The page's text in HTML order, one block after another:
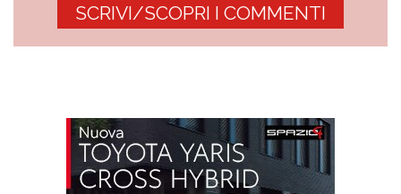
SCRIVI/SCOPRI I COMMENTI